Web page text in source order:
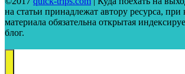
на статьи принадлежат автору ресурса,
материала обязательна открытая
блог.